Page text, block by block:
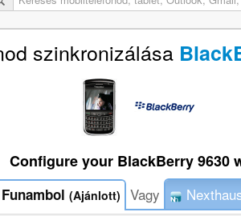
szinkronizálása
Configure your BlackBerry 9630
(Ajánlott) Vagy